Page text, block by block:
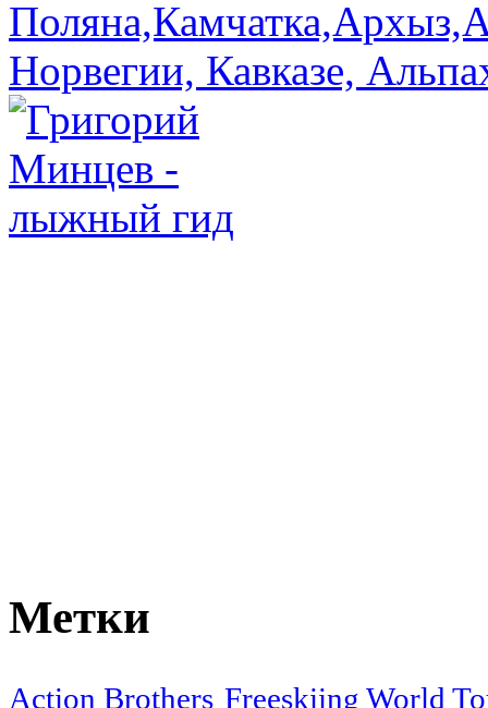
Метки
Action Brothers Freeskiing World